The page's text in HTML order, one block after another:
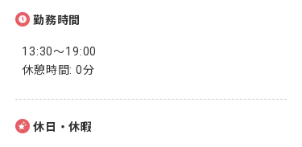
勤務時間
13:30～19:00
休憩時間: 0分
休日・休暇